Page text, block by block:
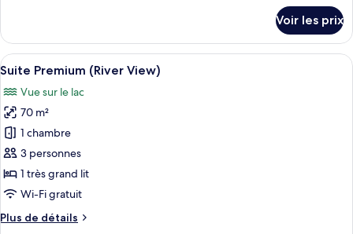
View)
le
type
de
Chambre
Premium
(River
View)
Voir les prix
Afficher
toutes
les
photos
pour
ce
type
de
chambre :
Suite
Une chambre d’hôtel moderne
4
Suite Premium (River View)
Vue sur le lac
70 m²
1 chambre
3 personnes
1 très grand lit
Wi-Fi gratuit
Plus de détails
Plus